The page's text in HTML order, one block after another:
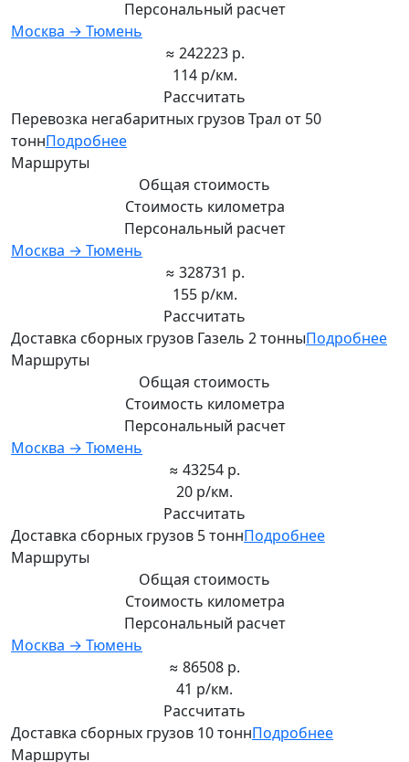
Персональный расчет
Москва → Тюмень
≈ 242223 р.
114 р/км.
Рассчитать
Перевозка негабаритных грузов Трал от 50
тоннПодробнее
Маршруты
Общая стоимость
Стоимость километра
Персональный расчет
Москва → Тюмень
≈ 328731 р.
155 р/км.
Рассчитать
Доставка сборных грузов Газель 2 тонныПодробнее
Маршруты
Общая стоимость
Стоимость километра
Персональный расчет
Москва → Тюмень
≈ 43254 р.
20 р/км.
Рассчитать
Доставка сборных грузов 5 тоннПодробнее
Маршруты
Общая стоимость
Стоимость километра
Персональный расчет
Москва → Тюмень
≈ 86508 р.
41 р/км.
Рассчитать
Доставка сборных грузов 10 тоннПодробнее
Маршруты